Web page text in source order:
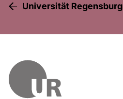
Universität Regensburg